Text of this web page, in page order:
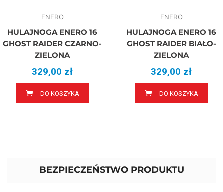
ENERO
HULAJNOGA ENERO 16
GHOST RAIDER CZARNO-
ZIELONA
329,00 zł
DO KOSZYKA
ENERO
HULAJNOGA ENERO 16
GHOST RAIDER BIAŁO-
ZIELONA
329,00 zł
DO KOSZYKA
BEZPIECZEŃSTWO PRODUKTU